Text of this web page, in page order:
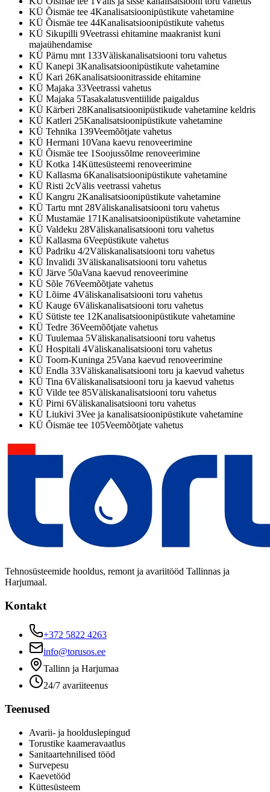
KÜ Õismäe tee 4Kanalisatsioonipüstikute vahetamine
KÜ Õismäe tee 44Kanalisatsioonipüstikute vahetus
KÜ Sikupilli 9Veetrassi ehitamine maakranist kuni
majaühendamise
KÜ Pärnu mnt 133Väliskanalisatsiooni toru vahetus
KÜ Kanepi 3Kanalisatsioonipüstikute vahetamine
KÜ Kari 26Kanalisatsioonitrasside ehitamine
KÜ Majaka 33Veetrassi vahetus
KÜ Majaka 5Tasakalatusventiilide paigaldus
KÜ Kärberi 28Kanalisatsioonipüstikude vahetamine keldris
KÜ Katleri 25Kanalisatsioonipüstikute vahetamine
KÜ Tehnika 139Veemõõtjate vahetus
KÜ Hermani 10Vana kaevu renoveerimine
KÜ Õismäe tee 1 Soojussõlme renoveerimine
KÜ Kotka 14Küttesüsteemi renoveerimine
KÜ Kallasma 6Kanalisatsioonipüstikute vahetamine
KÜ Risti 2cVälis veetrassi vahetus
KÜ Kangru 2Kanalisatsioonipüstikute vahetamine
KÜ Tartu mnt 28Väliskanalisatsiooni toru vahetus
KÜ Mustamäe 171Kanalisatsioonipüstikute vahetamine
KÜ Valdeku 28Väliskanalisatsiooni toru vahetus
KÜ Kallasma 6Veepüstikute vahetus
KÜ Padriku 4/2Väliskanalisatsiooni toru vahetus
KÜ Invalidi 3Väliskanalisatsiooni toru vahetus
KÜ Järve 50aVana kaevud renoveerimine
KÜ Sõle 76Veemõõtjate vahetus
KÜ Lõime 4Väliskanalisatsiooni toru vahetus
KÜ Kauge 6Väliskanalisatsiooni toru vahetus
KÜ Sütiste tee 12Kanalisatsioonipüstikute vahetamine
KÜ Tedre 36Veemõõtjate vahetus
KÜ Tuulemaa 5Väliskanalisatsiooni toru vahetus
KÜ Hospitali 4Väliskanalisatsiooni toru vahetus
KÜ Toom-Kuninga 25Vana kaevud renoveerimine
KÜ Endla 33Väliskanalisatsiooni toru ja kaevud vahetus
KÜ Tina 6Väliskanalisatsiooni toru ja kaevud vahetus
KÜ Vilde tee 85Väliskanalisatsiooni toru vahetus
KÜ Pirni 6Väliskanalisatsiooni toru vahetus
KÜ Liukivi 3Vee ja kanalisatsioonipüstikute vahetamine
KÜ Õismäe tee 105Veemõõtjate vahetus
Tehnosüsteemide hooldus, remont ja avariitööd Tallinnas ja
Harjumaal.
Kontakt
+372 5822 4263
info@torusos.ee
Tallinn ja Harjumaa
24/7 avariiteenus
Teenused
Avarii- ja hoolduslepingud
Torustike kaameravaatlus
Sanitaartehnilised tööd
Survepesu
Kaevetööd
​Küttesüsteem